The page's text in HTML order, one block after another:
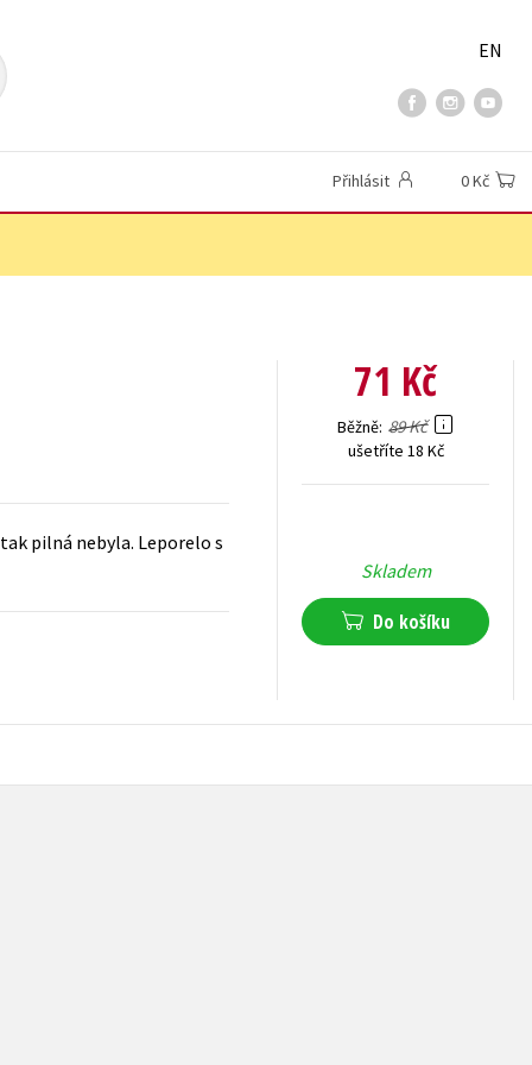
EN
Přihlásit 0 Kč
pilná nebyla. Leporelo s
71 Kč
Běžně 89 Kč
ušetříte 18 Kč
Skladem
Do košíku